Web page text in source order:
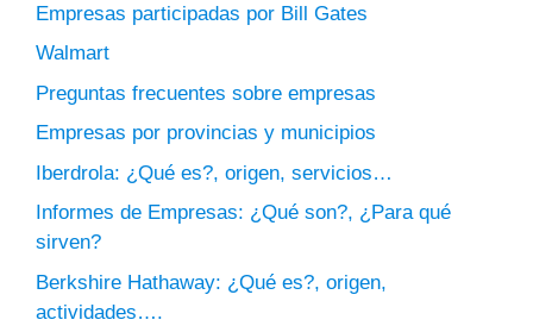
Empresas participadas por Bill Gates
Walmart
Preguntas frecuentes sobre empresas
Empresas por provincias y municipios
Iberdrola: ¿Qué es?, origen, servicios…
Informes de Empresas: ¿Qué son?, ¿Para qué
sirven?
Berkshire Hathaway: ¿Qué es?, origen,
actividades….